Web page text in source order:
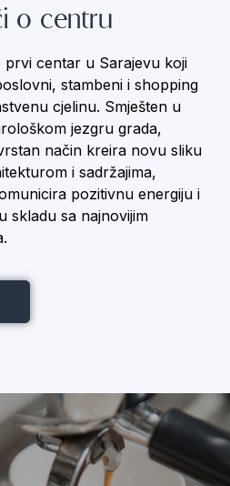
o centru
centar u Sarajevu koji
stambeni i shopping
cjelinu. Smješten u
jezgru grada,
način kreira novu sliku
i sadržajima,
pozitivnu energiju i
skladu sa najnovijim